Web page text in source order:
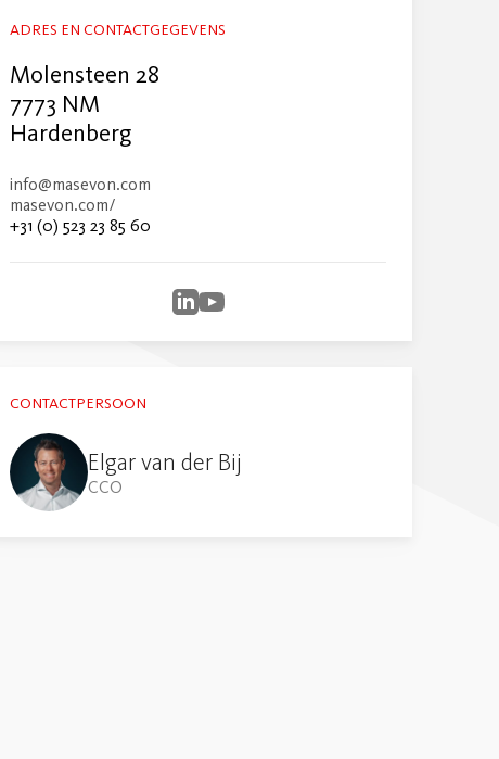
ADRES EN CONTACTGEGEVENS
Molensteen 28
7773 NM
Hardenberg
info@masevon.com
masevon.com/
+31 (0) 523 23 85 60
CONTACTPERSOON
Elgar van der Bij
CCO